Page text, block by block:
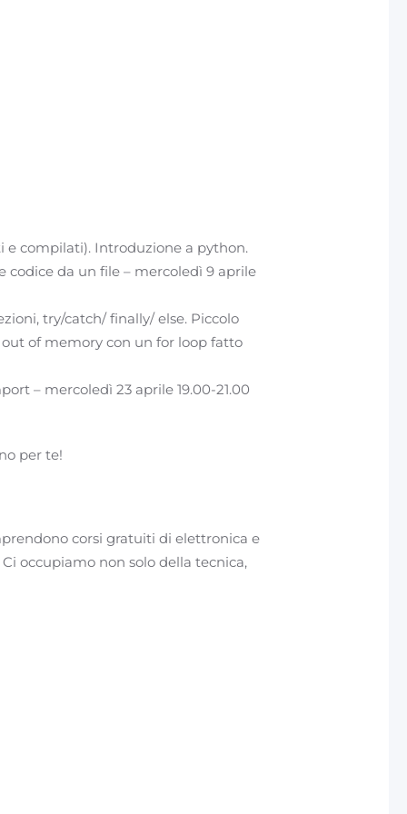
e compilati). Introduzione a python.
codice da un file – mercoledì 9 aprile
try/catch/ finally/ else. Piccolo
of memory con un for loop fatto
– mercoledì 23 aprile 19.00-21.00
per te!
corsi gratuiti di elettronica e
occupiamo non solo della tecnica,